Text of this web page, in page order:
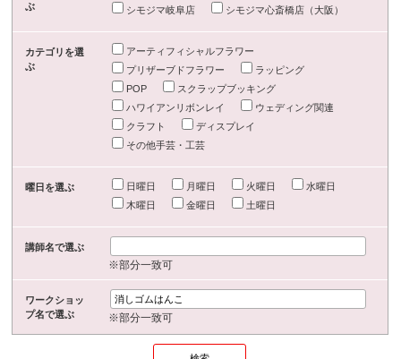
ぶ
シモジマ岐阜店
シモジマ心斎橋店（大阪）
カテゴリを選
ぶ
アーティフィシャルフラワー
プリザーブドフラワー
ラッピング
POP
スクラップブッキング
ハワイアンリボンレイ
ウェディング関連
クラフト
ディスプレイ
その他手芸・工芸
曜日を選ぶ 日曜日 月曜日 火曜日
水曜日
木曜日
金曜日 土曜日
講師名で選ぶ
※部分一致可
ワークショッ
プ名で選ぶ
※部分一致可